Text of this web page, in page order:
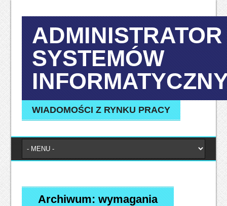
ADMINISTRATOR
SYSTEMÓW
WIADOMOŚCI Z RYNKU PRACY
Archiwum:wymagania